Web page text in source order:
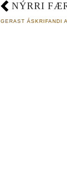
NÝRRI
GERAST ÁSKRIFANDI